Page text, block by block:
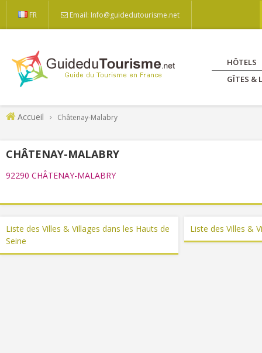
FR Email: Info@guidedutourisme.net
HÔTELS
GÎTES &
Accueil Châtenay-Malabry
CHÂTENAY-MALABRY
92290 CHÂTENAY-MALABRY
Liste des Villes & Villages dans les Hauts de
Seine
Liste des Villes &